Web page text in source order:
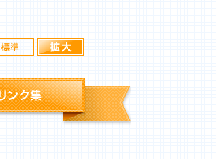
標準
リンク集